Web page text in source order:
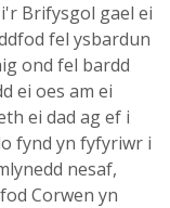
Brifysgol gael ei
fel ysbardun
ond fel bardd
ei oes am ei
ei dad ag ef i
fynd yn fyfyriwr i
nesaf,
Corwen yn